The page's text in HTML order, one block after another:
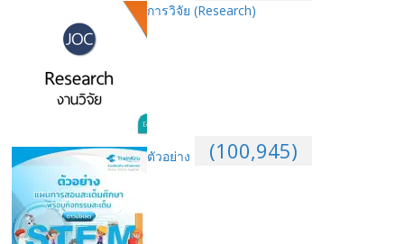
การวิจัย (Research)
(100,945)
ตัวอย่าง